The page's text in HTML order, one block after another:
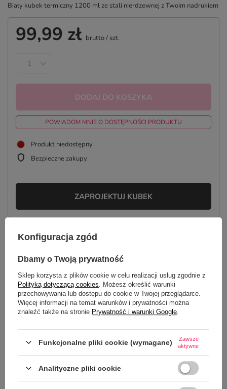
Biały kubek termiczny 1200 ml ze stali nierdzewnej z Twoim nadrukiem
99,99 zł brutto/ szt.
DODAJ DO KOSZYKA
POWIADOM MNIE O DOSTĘPNOŚCI PRODUKTU
Produkt niedostępny
Bezpieczne zakupy
ZAPROJEKTUJ KUBEK
GŁÓWNE PARAMETRY
OPINIE (0)
Potrzebujesz pomocy? Masz pytania?
Zadaj pytanie a my odpowiemy
ZADAJ PYTANIE
Konfiguracja zgód
Dbamy o Twoją prywatność
Sklep korzysta z plików cookie w celu realizacji usług zgodnie z
Polityką dotyczącą cookies . Możesz określić warunki
przechowywania lub dostępu do cookie w Twojej przeglądarce.
Więcej informacji na temat warunków i prywatności można
znaleźć także na stronie Prywatność i warunki Google
Funkcjonalne pliki cookie (wymagane)
Zawsze
aktywne
Analityczne pliki cookie